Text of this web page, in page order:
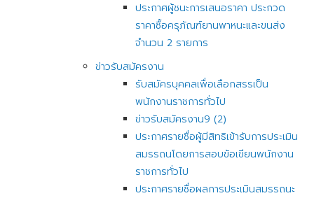
ประกาศผู้ชนะการเสนอราคา ประกวด
ราคาซื้อครุภัณฑ์ยานพาหนะและขนส่ง
จำนวน 2 รายการ
ข่าวรับสมัครงาน
รับสมัครบุคคลเพื่อเลือกสรรเป็น
พนักงานราชการทั่วไป
ข่าวรับสมัครงาน9 (2)
ประกาศรายชื่อผู้มีสิทธิเข้ารับการประเมิน
สมรรถนโดยการสอบข้อเขียนพนักงาน
ราชการทั่วไป
ประกาศรายชื่อผลการประเมินสมรรถนะ